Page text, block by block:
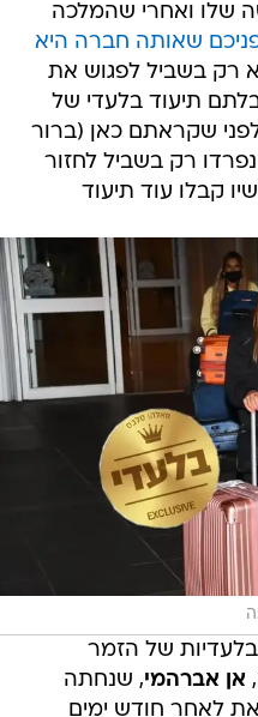
בשביל לפגוש את
תיעוד בלעדי של
שקראתם כאן (ברור
רק בשביל לחזור
קבלו עוד תיעוד
של הזמר
לאחר חודש ימים
החבר החדש. בזמן
הנראה תישלח לכלא